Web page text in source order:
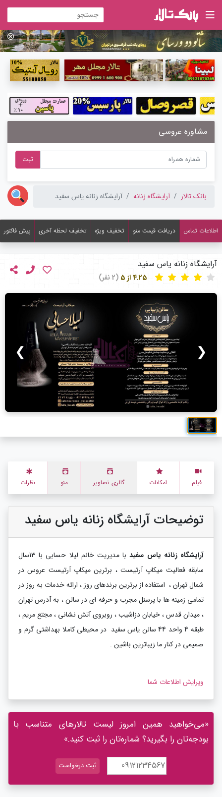
مشاوره عروسی
ثبت
بانک تالار آرایشگاه زنانه آرایشگاه زنانه یاس سفید
اطلاعات تماس دریافت قیمت منو تخفیف ویژه تخفیف لحظه آخری پیش فاکتور
آرایشگاه زنانه یاس سفید
(2 نفر)
❮
❯
فیلم امکانات گالری تصاویر منو نظرات
توضیحات آرایشگاه زنانه یاس سفید
آرایشگاه زنانه یاس سفید
با مدیریت خانم لیلا حسابی با 13سال
سابقه فعالیت میکاپ آرتیست ، برترین میکاپ آرتیست عروس در
شمال تهران ، استفاده از برترین برندهای روز ، ارائه خدمات به روز در
تمامی زمینه ها با پرسنل مجرب و حرفه ای در سالن ، به آدرس تهران
، میدان قدس ، خیابان دزاشیب ، روبروی آتش نشانی ، مجتع مریم ،
طبقه 4 واحد 44 سالن یاس سفید در محیطی کاملا بهداشتی گرم و
صمیمی در کنار ما زیباترین باشین .
ویرایش اطلاعات شما
«می‌خواهید همین امروز لیست تالارهای متناسب با
بودجه‌تان را بگیرید؟ شماره‌تان را ثبت کنید.»